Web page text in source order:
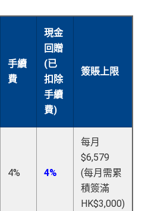
手續
費
現金
回贈
(已
扣除
手續
費)
簽賬上限
4% 4%
每月
$6,579
(每月需累
積簽滿
HK$3,000)